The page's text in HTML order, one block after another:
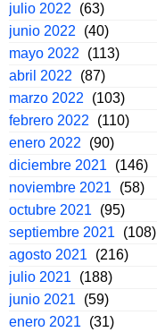
julio 2022
(63)
junio 2022
(40)
mayo 2022
(113)
abril 2022
(87)
marzo 2022
(103)
febrero 2022
(110)
enero 2022
(90)
diciembre 2021
(146)
noviembre 2021
(58)
octubre 2021
(95)
septiembre 2021
(108)
agosto 2021
(216)
julio 2021
(188)
junio 2021
(59)
enero 2021
(31)